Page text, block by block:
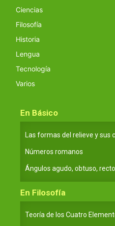
Ciencias
Filosofía
Historia
Lengua
Tecnología
Varios
En Básico
Las formas del relieve y sus
Números romanos
Ángulos agudo, obtuso, recto
En Filosofía
Teoría de los Cuatro